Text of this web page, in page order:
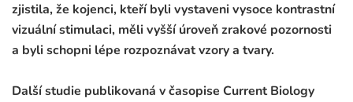
zjistila, že kojenci, kteří byli vystaveni vysoce kontrastní
vizuální stimulaci, měli vyšší úroveň zrakové pozornosti
a byli schopni lépe rozpoznávat vzory a tvary.
Další studie publikovaná v časopise Current Biology